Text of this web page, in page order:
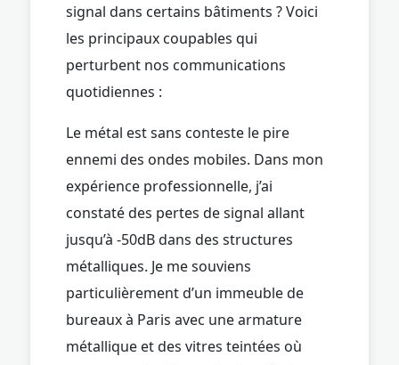
signal dans certains bâtiments ? Voici
les principaux coupables qui
perturbent nos communications
quotidiennes :
Le métal est sans conteste le pire
ennemi des ondes mobiles. Dans mon
expérience professionnelle, j’ai
constaté des pertes de signal allant
jusqu’à -50dB dans des structures
métalliques. Je me souviens
particulièrement d’un immeuble de
bureaux à Paris avec une armature
métallique et des vitres teintées où